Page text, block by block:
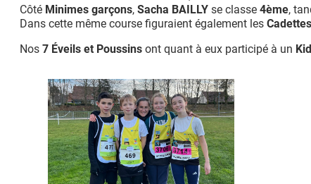
Côté Minimes garçons, Sacha BAILLY se classe 4ème,
Dans cette même course figuraient également les Cadettes
Nos 7 Éveils et Poussins ont quant à eux participé à un